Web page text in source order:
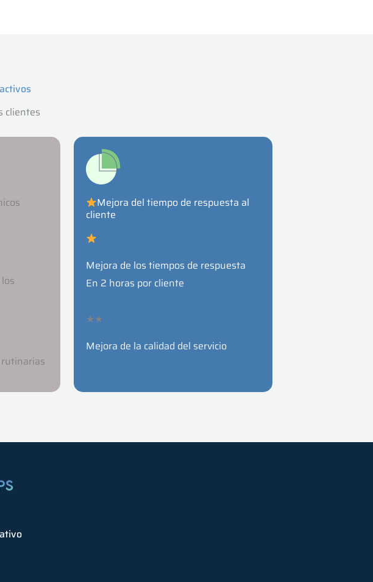
clientes
Mejora del tiempo de respuesta al
cliente
Mejora de los tiempos de respuesta
En 2 horas por cliente
★★
Mejora de la calidad del servicio